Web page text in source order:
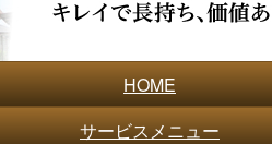
HOME
サービスメニュー